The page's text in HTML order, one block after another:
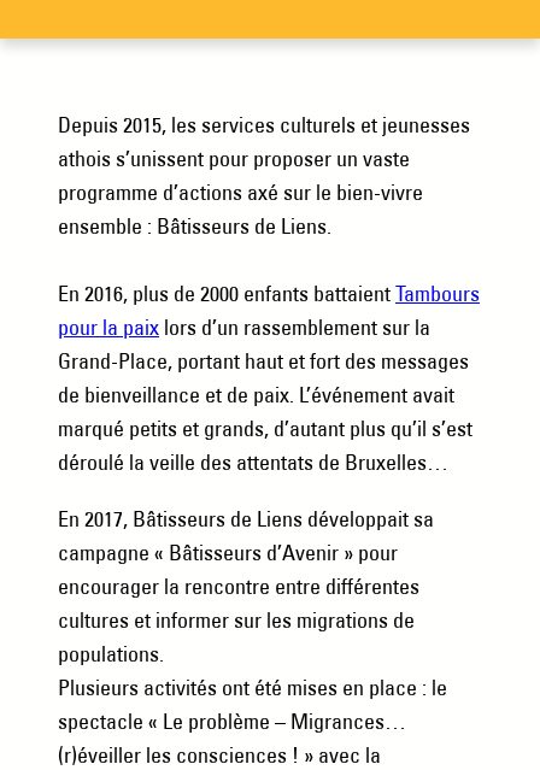
Depuis 2015, les services culturels et jeunesses
athois s’unissent pour proposer un vaste
programme d’actions axé sur le bien-vivre
ensemble : Bâtisseurs de Liens.
En 2016, plus de 2000 enfants battaientTambours
pour la paix lors d’un rassemblement sur la
Grand-Place, portant haut et fort des messages
de bienveillance et de paix. L’événement avait
marqué petits et grands, d’autant plus qu’il s’est
déroulé la veille des attentats de Bruxelles…
En 2017, Bâtisseurs de Liens développait sa
campagne « Bâtisseurs d’Avenir » pour
encourager la rencontre entre différentes
cultures et informer sur les migrations de
populations.
Plusieurs activités ont été mises en place : le
spectacle « Le problème – Migrances…
(r)éveiller les consciences ! » avec la